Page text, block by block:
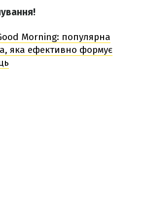
Morning: популярна
яка ефективно формує